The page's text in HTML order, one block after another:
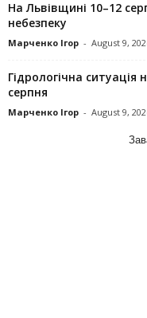
На Львівщині 10–12
небезпеку
Марченко Ігор - August 9,
Гідрологічна
серпня
Марченко Ігор - August 9,